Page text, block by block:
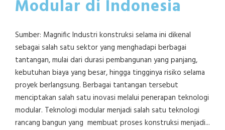
Modular di Indonesia
Sumber: Magnific Industri konstruksi selama ini dikenal
sebagai salah satu sektor yang menghadapi berbagai
tantangan, mulai dari durasi pembangunan yang panjang,
kebutuhan biaya yang besar, hingga tingginya risiko selama
proyek berlangsung. Berbagai tantangan tersebut
menciptakan salah satu inovasi melalui penerapan teknologi
modular. Teknologi modular menjadi salah satu teknologi
rancang bangun yang membuat proses konstruksi menjadi...